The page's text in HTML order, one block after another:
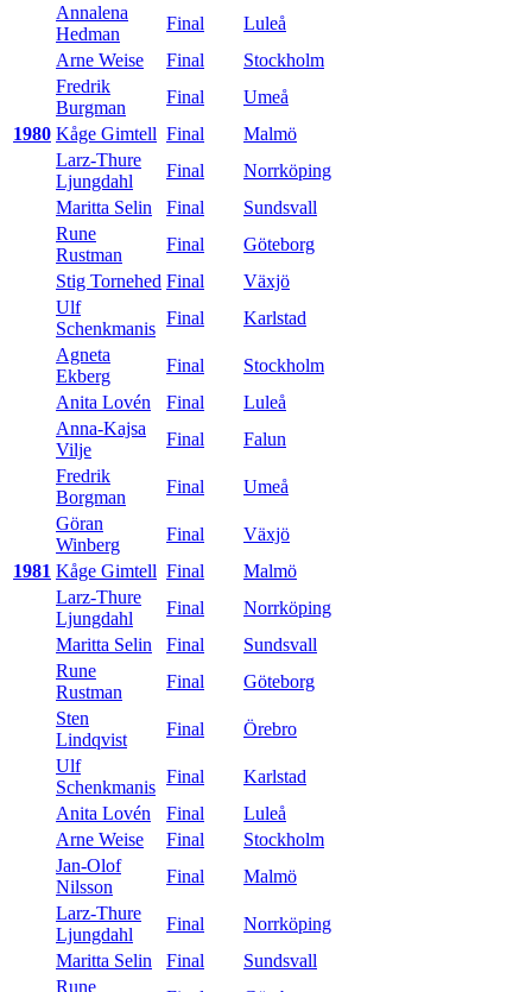
1980
Annalena
Hedman
Final
Luleå
Arne Weise
Final
Stockholm
Fredrik
Burgman
Final
Umeå
Kåge Gimtell Final
Malmö
Larz-Thure
Ljungdahl
Final
Norrköping
Maritta Selin
Final
Sundsvall
Rune
Rustman
Final
Göteborg
Stig Tornehed Final
Växjö
Ulf
Schenkmanis
Final Karlstad
1981
Agneta
Ekberg
Final
Stockholm
Anita Lovén
Final
Luleå
Anna-Kajsa
Vilje
Final
Falun
Fredrik
Borgman
Final
Umeå
Göran
Winberg
Final
Växjö
Kåge Gimtell Final
Malmö
Larz-Thure
Ljungdahl
Final
Norrköping
Maritta Selin
Final
Sundsvall
Rune
Rustman
Final
Göteborg
Sten
Lindqvist
Final
Örebro
Ulf
Schenkmanis
Final Karlstad
Anita Lovén Final
Luleå
Arne Weise
Final
Stockholm
Jan-Olof
Nilsson
Final
Malmö
Larz-Thure
Ljungdahl
Final
Norrköping
Maritta Selin
Final
Sundsvall
Rune